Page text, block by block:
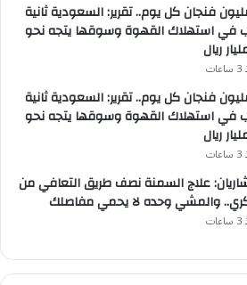
مليون فنجان كل يوم.. تقرير: السعودية ثانية
في استهلاك القهوة وسوقها يتجه نحو
مليون فنجان كل يوم.. تقرير: السعودية ثانية
في استهلاك القهوة وسوقها يتجه نحو
علاج السمنة نصف طريق التعافي من
والمشي وحده لا يحمي مفاصلك